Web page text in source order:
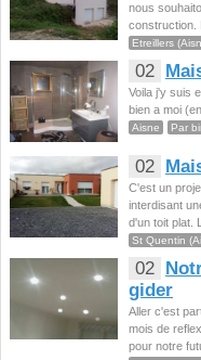
nous
construction.
Etreillers
02
Voila j'y suis
bien a moi
Aisne Par
02
C'est un
interdisant
d'un toit plat.
St Quentin
02
gider
Aller c'est
mois de
pour notre